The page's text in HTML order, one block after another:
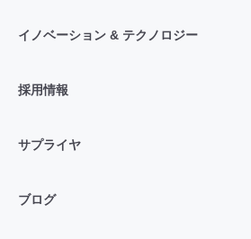
イノベーション & テクノロジー
採用情報
サプライヤ
ブログ